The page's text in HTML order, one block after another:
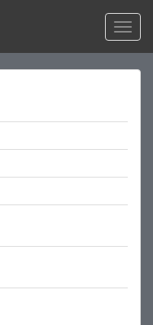
Toggle